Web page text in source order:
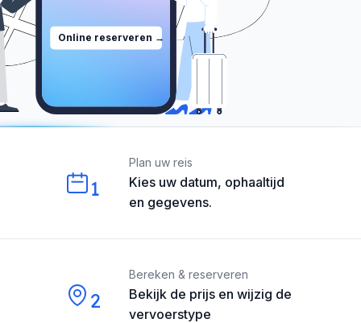
Online reserveren →
1
Kies uw datum, ophaaltijd
en gegevens.
Plan uw reis
2
Bekijk de prijs en wijzig de
vervoerstype
Bereken & reserveren